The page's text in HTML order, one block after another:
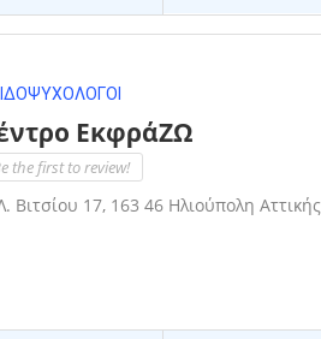
ΕκφράΖΩ
the first to review!
Βιτσίου 17, 163 46 Ηλιούπολη Αττικής